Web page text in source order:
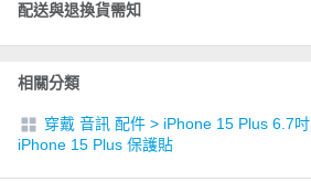
配送與退換貨需知
相關分類
穿戴 音訊 配件 > iPhone 15 Plus 6.7吋
iPhone 15 Plus 保護貼